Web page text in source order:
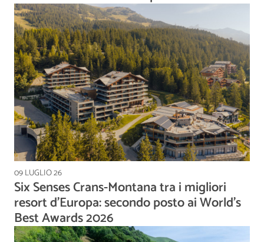
09 LUGLIO 26
Six Senses Crans-Montana tra i migliori
resort d’Europa: secondo posto ai World's
Best Awards 2026